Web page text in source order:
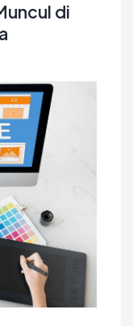
di